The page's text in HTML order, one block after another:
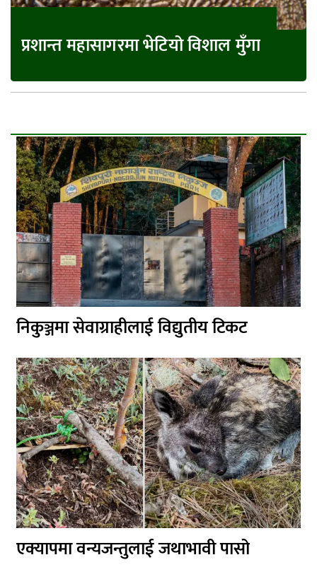
प्रशान्त महासागरमा भेटियो विशाल मुँगा
निकुञ्जमा सेवाग्राहीलाई विद्युतीय टिकट
एक्यापमा वन्यजन्तुलाई जथाभावी पासो